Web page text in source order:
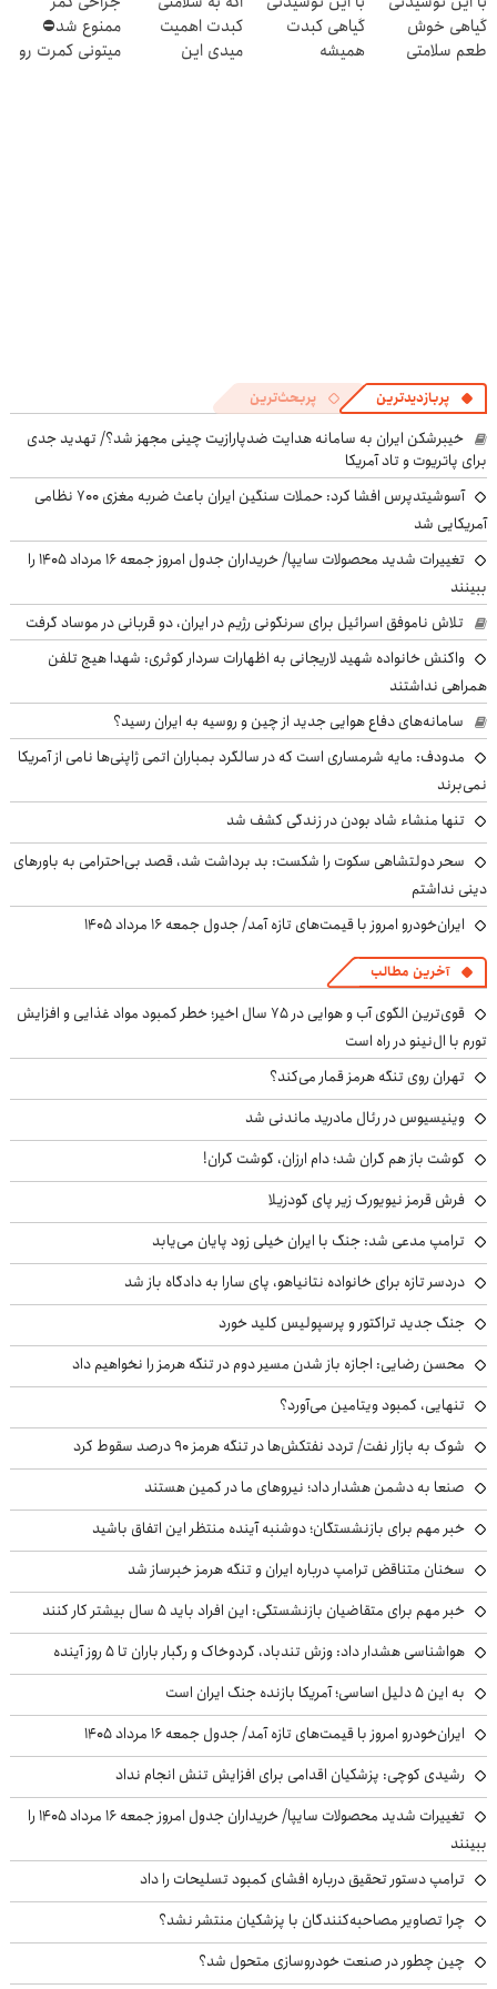
گیاهی خوش
طعم سلامتی
گیاهی کبدت
همیشه
کبدت اهمیت
میدی این
ممنوع شد⛔
میتونی کمرت رو
پربازدیدترین پربحث‌ترین
خیبرشکن ایران به سامانه هدایت ضدپارازیت چینی مجهز شد؟/ تهدید جدی
برای پاتریوت و تاد آمریکا
آسوشیتدپرس افشا کرد: حملات سنگین ایران باعث ضربه مغزی ۷۰۰ نظامی
آمریکایی شد
تغییرات شدید محصولات سایپا/ خریداران جدول امروز جمعه ۱۶ مرداد ۱۴۰۵ را
ببینند
تلاش ناموفق اسرائیل برای سرنگونی رژیم در ایران، دو قربانی در موساد گرفت
واکنش خانواده شهید لاریجانی به اظهارات سردار کوثری: شهدا هیچ تلفن
همراهی نداشتند
سامانه‌های دفاع هوایی جدید از چین و روسیه به ایران رسید؟
مدودف: مایه شرمساری است که در سالگرد بمباران اتمی ژاپنی‌ها نامی از آمریکا
نمی‌برند
تنها منشاء شاد بودن در زندگی کشف شد
سحر دولتشاهی سکوت را شکست: بد برداشت شد، قصد بی‌احترامی به باورهای
دینی نداشتم
ایران‌خودرو امروز با قیمت‌های تازه آمد/ جدول جمعه ۱۶ مرداد ۱۴۰۵
آخرین مطالب
قوی‌ترین الگوی آب و هوایی در ۷۵ سال اخیر؛ خطر کمبود مواد غذایی و افزایش
تورم با ال‌نینو در راه است
تهران روی تنگه هرمز قمار می‌کند؟
وینیسیوس در رئال مادرید ماندنی شد
گوشت باز هم گران شد؛ دام ارزان، گوشت گران!
فرش قرمز نیویورک زیر پای گودزیلا
ترامپ مدعی شد: جنگ با ایران خیلی زود پایان می‌یابد
دردسر تازه برای خانواده نتانیاهو، پای سارا به دادگاه باز شد
جنگ جدید تراکتور و پرسپولیس کلید خورد
محسن رضایی: اجازه باز شدن مسیر دوم در تنگه هرمز را نخواهیم داد
تنهایی، کمبود ویتامین می‌آورد؟
شوک به بازار نفت/ تردد نفتکش‌ها در تنگه هرمز ۹۰ درصد سقوط کرد
صنعا به دشمن هشدار داد؛ نیروهای ما در کمین هستند
خبر مهم برای بازنشستگان؛ دوشنبه آینده منتظر این اتفاق باشید
سخنان متناقض ترامپ درباره ایران و تنگه هرمز خبرساز شد
خبر مهم برای متقاضیان بازنشستگی: این افراد باید ۵ سال بیشتر کار کنند
هواشناسی هشدار داد: وزش تندباد، گردوخاک و رگبار باران تا ۵ روز آینده
به این ۵ دلیل اساسی؛ آمریکا بازنده جنگ ایران است
ایران‌خودرو امروز با قیمت‌های تازه آمد/ جدول جمعه ۱۶ مرداد ۱۴۰۵
رشیدی کوچی: پزشکیان اقدامی برای افزایش تنش انجام نداد
تغییرات شدید محصولات سایپا/ خریداران جدول امروز جمعه ۱۶ مرداد ۱۴۰۵ را
ببینند
ترامپ دستور تحقیق درباره افشای کمبود تسلیحات را داد
چرا تصاویر مصاحبه‌کنندگان با پزشکیان منتشر نشد؟
چین چطور در صنعت خودروسازی متحول شد؟